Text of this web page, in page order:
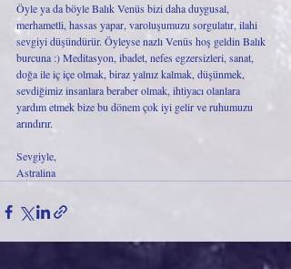
Öyle ya da böyle Balık Venüs bizi daha duygusal,
merhametli, hassas yapar, varoluşumuzu sorgulatır, ilahi
sevgiyi düşündürür. Öyleyse nazlı Venüs hoş geldin Balık
burcuna :) Meditasyon, ibadet, nefes egzersizleri, sanat,
doğa ile iç içe olmak, biraz yalnız kalmak, düşünmek,
sevdiğimiz insanlara beraber olmak, ihtiyacı olanlara
yardım etmek bize bu dönem çok iyi gelir ve ruhumuzu
arındırır.
Sevgiyle,
Astralina